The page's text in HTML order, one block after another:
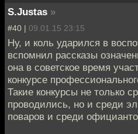
S.Justas »
#40 | 09.01.15 23:15
Ну, и коль ударился в
вспомнил рассказы
она в советское время
конкурсе
Такие конкурсы не только
проводились, но и среди
поваров и среди